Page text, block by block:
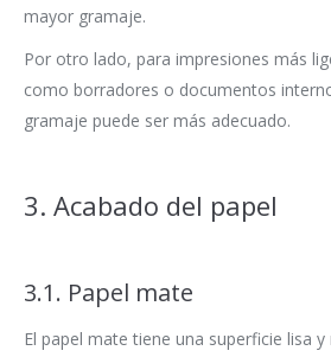
mayor gramaje.
Por otro lado, para impresiones más
como borradores o documentos
gramaje puede ser más adecuado.
3. Acabado del papel
3.1. Papel mate
El papel mate tiene una superficie lisa